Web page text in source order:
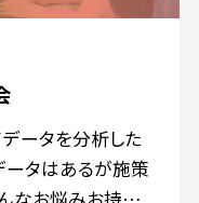
データを分析した
ータはあるが施策